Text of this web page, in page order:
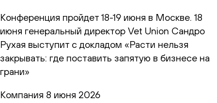
Конференция пройдет 18-19 июня в Москве. 18
июня генеральный директор Vet Union Сандро
Рухая выступит с докладом «Расти нельзя
закрывать: где поставить запятую в бизнесе на
грани»
Компания 8 июня 2026